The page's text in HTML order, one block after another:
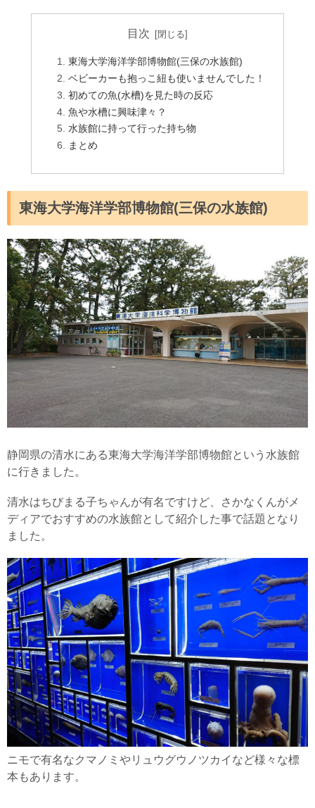
目次
東海大学海洋学部博物館(三保の水族館)
ベビーカーも抱っこ紐も使いませんでした！
初めての魚(水槽)を見た時の反応
魚や水槽に興味津々？
水族館に持って行った持ち物
まとめ
東海大学海洋学部博物館(三保の水族館)
静岡県の清水にある東海大学海洋学部博物館という水族館
に行きました。
清水はちびまる子ちゃんが有名ですけど、さかなくんがメ
ディアでおすすめの水族館として紹介した事で話題となり
ました。
ニモで有名なクマノミやリュウグウノツカイなど様々な標
本もあります。